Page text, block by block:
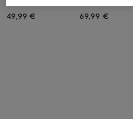
49,99 € 69,99 €